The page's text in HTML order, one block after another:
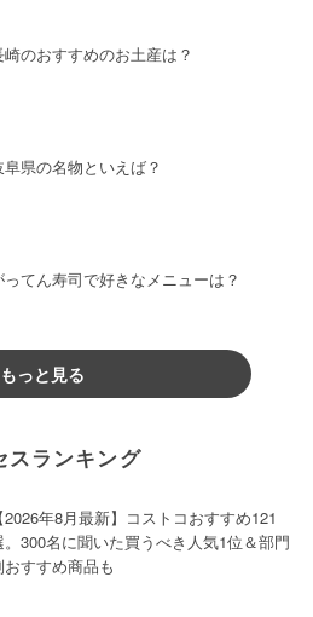
崎のおすすめのお土産は？
阜県の名物といえば？
ってん寿司で好きなメニューは？
もっと見る
スランキング
【2026年8月最新】コストコおすすめ121
。300名に聞いた買うべき人気1位＆部門
おすすめ商品も